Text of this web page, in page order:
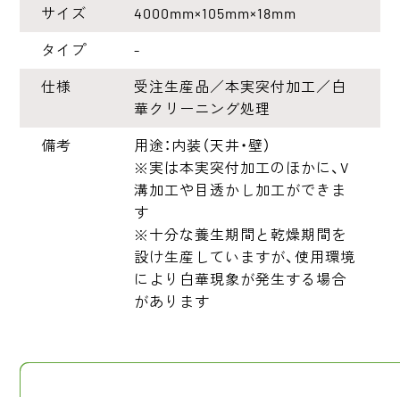
サイズ 4000mm×105mm×18mm
タイプ -
仕様
受注生産品／本実突付加工／白
華クリーニング処理
備考
用途：内装（天井・壁）
※実は本実突付加工のほかに、V
溝加工や目透かし加工ができま
す
※十分な養生期間と乾燥期間を
設け生産していますが、使用環境
により白華現象が発生する場合
があります